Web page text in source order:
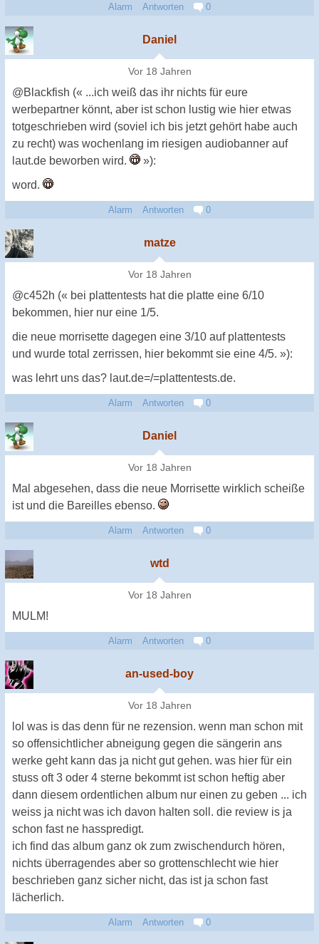
Alarm Antworten 0
Daniel
Vor 18 Jahren
@Blackfish (« ...ich weiß das ihr nichts für eure
werbepartner könnt, aber ist schon lustig wie hier etwas
totgeschrieben wird (soviel ich bis jetzt gehört habe auch
zu recht) was wochenlang im riesigen audiobanner auf
laut.de beworben wird.
»):
word.
Alarm Antworten 0
matze
Vor 18 Jahren
@c452h (« bei plattentests hat die platte eine 6/10
bekommen, hier nur eine 1/5.
die neue morrisette dagegen eine 3/10 auf plattentests
und wurde total zerrissen, hier bekommt sie eine 4/5. »):
was lehrt uns das? laut.de=/=plattentests.de.
Alarm Antworten 0
Daniel
Vor 18 Jahren
Mal abgesehen, dass die neue Morrisette wirklich scheiße
ist und die Bareilles ebenso.
Alarm Antworten 0
wtd
Vor 18 Jahren
MULM!
Alarm Antworten 0
an-used-boy
Vor 18 Jahren
lol was is das denn für ne rezension. wenn man schon mit
so offensichtlicher abneigung gegen die sängerin ans
werke geht kann das ja nicht gut gehen. was hier für ein
stuss oft 3 oder 4 sterne bekommt ist schon heftig aber
dann diesem ordentlichen album nur einen zu geben ... ich
weiss ja nicht was ich davon halten soll. die review is ja
schon fast ne hasspredigt.
ich find das album ganz ok zum zwischendurch hören,
nichts überragendes aber so grottenschlecht wie hier
beschrieben ganz sicher nicht, das ist ja schon fast
lächerlich.
Alarm Antworten 0